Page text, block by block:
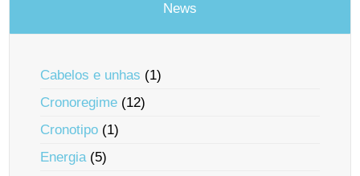
News
Cabelos e unhas (1)
Cronoregime (12)
Cronotipo (1)
Energia(5)